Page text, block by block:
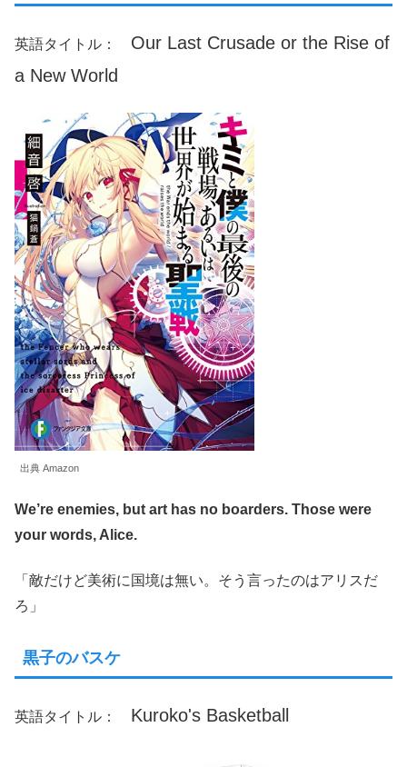
英語タイトル： Our Last Crusade or the Rise of
a New World
出典 Amazon
We’re enemies, but art has no boarders. Those were
your words, Alice.
「敵だけど美術に国境は無い。そう言ったのはアリスだ
ろ」
黒子のバスケ
英語タイトル： Kuroko's Basketball